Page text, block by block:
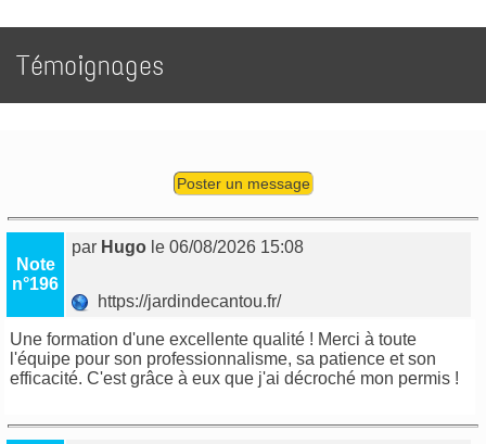
Témoignages
Poster un message
Note
n°196
par Hugo le 06/08/2026 15:08
https://jardindecantou.fr/
Une formation d'une excellente qualité ! Merci à toute
l'équipe pour son professionnalisme, sa patience et son
efficacité. C'est grâce à eux que j'ai décroché mon permis !